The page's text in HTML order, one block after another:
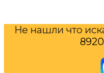
Не нашли что